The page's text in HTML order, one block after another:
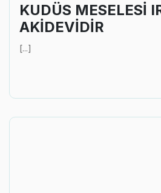
KUDÜS MESELESİ
AKİDEVİDİR
[...]